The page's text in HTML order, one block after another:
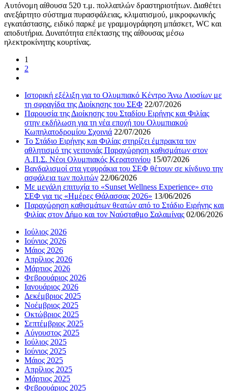
Αυτόνομη αίθουσα 520 τ.μ. πολλαπλών δραστηριοτήτων. Διαθέτει
ανεξάρτητο σύστημα πυρασφάλειας, κλιματισμού, μικροφωνικής
εγκατάστασης, ειδικό παρκέ με γραμμογράφηση μπάσκετ, WC και
αποδυτήρια. Δυνατότητα επέκτασης της αίθουσας μέσω
ηλεκτροκίνητης κουρτίνας.
1
2
Ιστορική εξέλιξη για το Ολυμπιακό Κέντρο Άνω Λιοσίων με
τη σφραγίδα της Διοίκησης του ΣΕΦ 22/07/2026
Παρουσία της Διοίκησης του Σταδίου Ειρήνης και Φιλίας
στην εκδήλωση για τη νέα εποχή του Ολυμπιακού
Κωπηλατοδρομίου Σχοινιά 22/07/2026
Το Στάδιο Ειρήνης και Φιλίας στηρίζει έμπρακτα τον
αθλητισμό της γειτονιάς Παραχώρηση καθισμάτων στον
Α.Π.Σ. Νέοι Ολυμπιακός Κερατσινίου 15/07/2026
Βανδαλισμοί στα γεφυράκια του ΣΕΦ θέτουν σε κίνδυνο την
ασφάλεια των πολιτών 22/06/2026
Με μεγάλη επιτυχία το «Sunset Wellness Experience» στο
ΣΕΦ για τις «Ημέρες Θάλασσας 2026» 13/06/2026
Παραχώρηση καθισμάτων θεατών από το Στάδιο Ειρήνης και
Φιλίας στον Δήμο και τον Ναύσταθμο Σαλαμίνας 02/06/2026
Ιούλιος 2026
Ιούνιος 2026
Μάιος 2026
Απρίλιος 2026
Μάρτιος 2026
Φεβρουάριος 2026
Ιανουάριος 2026
Δεκέμβριος 2025
Νοέμβριος 2025
Οκτώβριος 2025
Σεπτέμβριος 2025
Αύγουστος 2025
Ιούλιος 2025
Ιούνιος 2025
Μάιος 2025
Απρίλιος 2025
Μάρτιος 2025
Φεβρουάριος 2025